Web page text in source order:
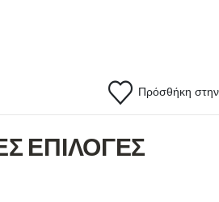
Πρόσθήκη στην
ΕΠΙΛΟΓΕΣ